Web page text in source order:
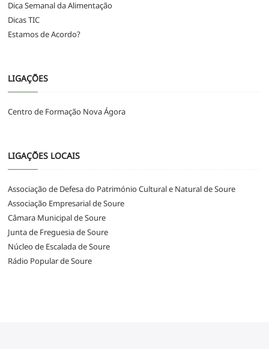
Dica Semanal da Alimentação
Dicas TIC
Estamos de Acordo?
LIGAÇÕES
Centro de Formação Nova Ágora
LIGAÇÕES LOCAIS
Associação de Defesa do Património Cultural e Natural de Soure
Associação Empresarial de Soure
Câmara Municipal de Soure
Junta de Freguesia de Soure
Núcleo de Escalada de Soure
Rádio Popular de Soure